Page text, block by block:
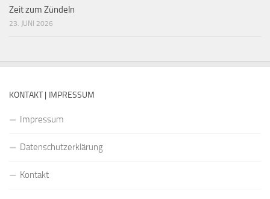
Zeit zum Zündeln
23. JUNI 2026
KONTAKT | IMPRESSUM
Impressum
Datenschutzerklärung
Kontakt